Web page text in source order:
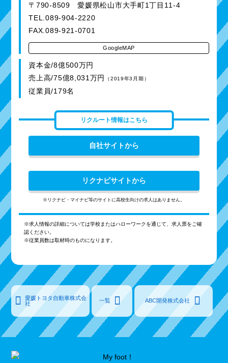
〒790-8509 愛媛県松山市大手町1丁目11-4
TEL.089-904-2220
FAX.089-921-0701
GoogleMAP
資本金/8億500万円
売上高/75億8,031万円
（2019年3月期）
従業員/179名
リクルート情報はこちら
自社サイトから
リクナビサイトから
※リクナビ・マイナビ等のサイトに高校生向けの求人はありません。
※求人情報の詳細については学校またはハローワークを通じて、求人票をご確
認ください。
※従業員数は取材時のものになります。
愛媛トヨタ自動車株式会
社
一覧 ABC開発株式会社